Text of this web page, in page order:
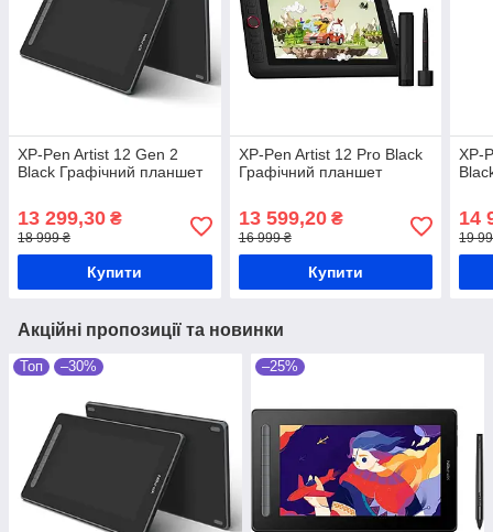
XP-Pen Artist 12 Gen 2
Black Графічний планшет
13 299,30 ₴
18 999 ₴
Купити
XP-Pen Artist 12 Pro Black
Графічний планшет
13 599,20₴
16 999 ₴
Купити
XP-
14
19
Акційні пропозиції та новинки
Топ –30% –25%